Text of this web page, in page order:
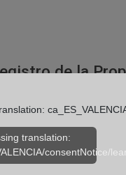
de la
translation:
consentNotice/